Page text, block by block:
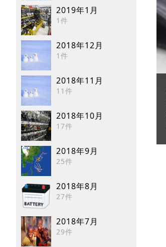
2019年1月
1件
2018年12月
1件
2018年11月
11件
2018年10月
17件
2018年9月
25件
2018年8月
27件
2018年7月
29件